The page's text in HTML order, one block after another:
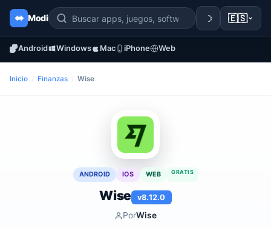
Modi ☽ 🇪🇸
Android Windows Mac iPhone Web
Inicio / Finanzas / Wise
ANDROID IOS WEB GRATIS
Wise v8.12.0
PorWise